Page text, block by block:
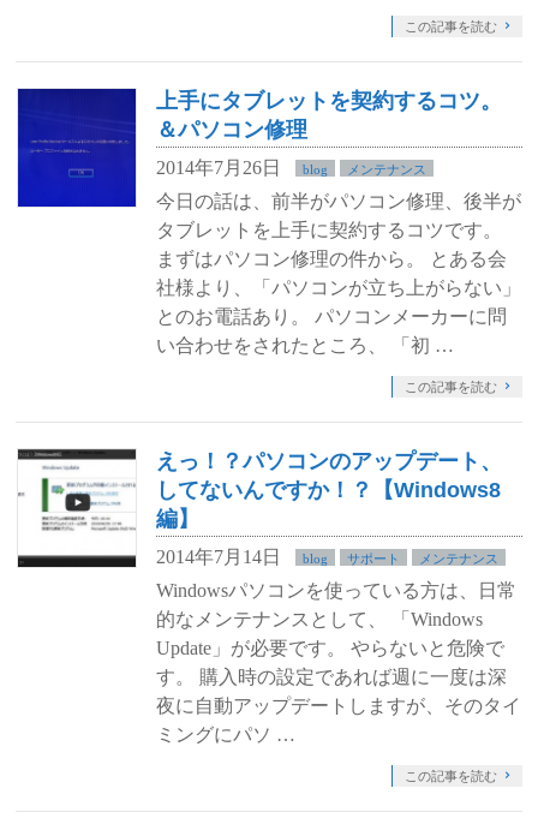
この記事を読む
上手にタブレットを契約するコツ。
＆パソコン修理
2014年7月26日 blog メンテナンス
今日の話は、前半がパソコン修理、後半が
タブレットを上手に契約するコツです。
まずはパソコン修理の件から。 とある会
社様より、「パソコンが立ち上がらない」
とのお電話あり。 パソコンメーカーに問
い合わせをされたところ、 「初 …
この記事を読む
えっ！？パソコンのアップデート、
してないんですか！？【Windows8
編】
2014年7月14日 blog サポート メンテナンス
Windowsパソコンを使っている方は、日常
的なメンテナンスとして、 「Windows
Update」が必要です。 やらないと危険で
す。 購入時の設定であれば週に一度は深
夜に自動アップデートしますが、そのタイ
ミングにパソ …
この記事を読む